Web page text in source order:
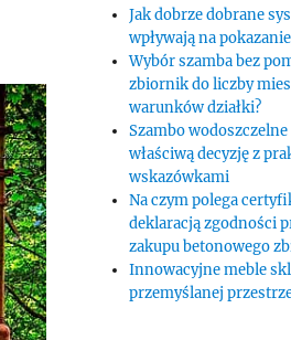
Jak dobrze dobrane
wpływają na
Wybór szamba bez
zbiornik do liczby
warunków działki?
Szambo
właściwą decyzję z
wskazówkami
Na czym polega
deklaracją zgodności
zakupu betonowego
Innowacyjne meble
przemyślanej